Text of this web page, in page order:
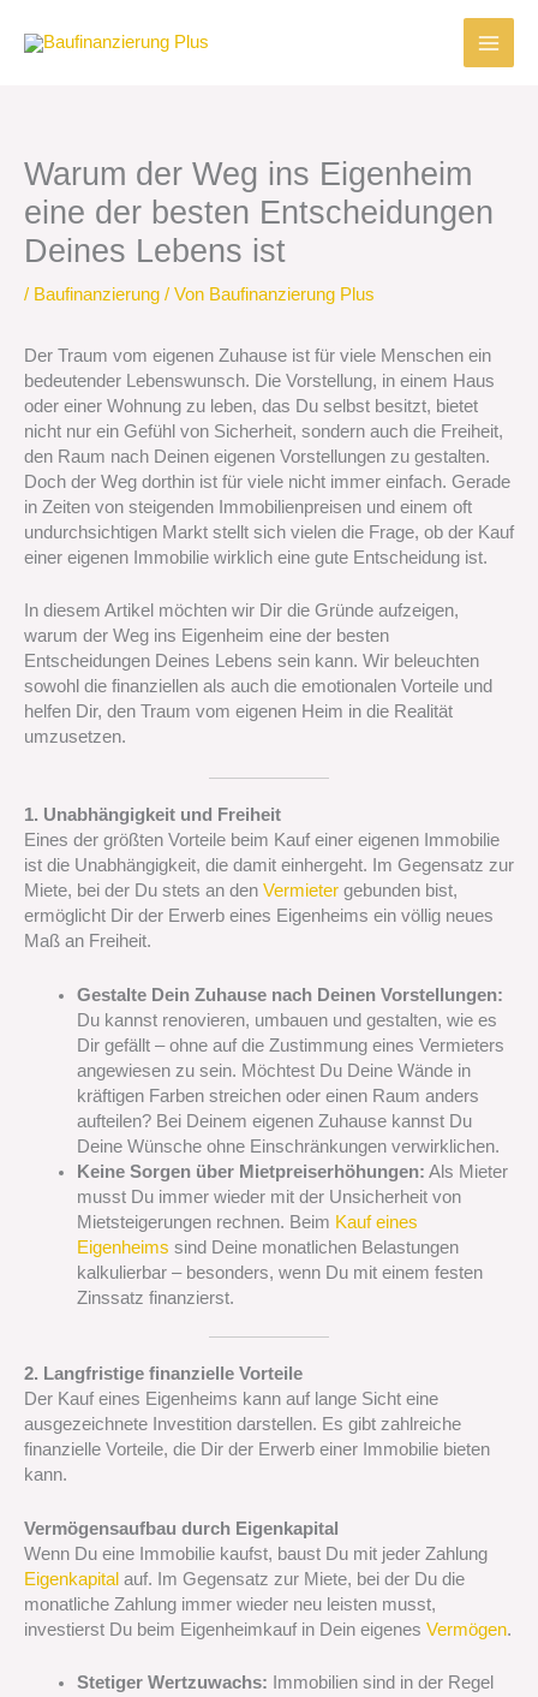
Inhalt
Warum der Weg ins Eigenheim
eine der besten Entscheidungen
Deines Lebens ist
/ Baufinanzierung / Von Baufinanzierung Plus
Der Traum vom eigenen Zuhause ist für viele Menschen ein
bedeutender Lebenswunsch. Die Vorstellung, in einem Haus
oder einer Wohnung zu leben, das Du selbst besitzt, bietet
nicht nur ein Gefühl von Sicherheit, sondern auch die Freiheit,
den Raum nach Deinen eigenen Vorstellungen zu gestalten.
Doch der Weg dorthin ist für viele nicht immer einfach. Gerade
in Zeiten von steigenden Immobilienpreisen und einem oft
undurchsichtigen Markt stellt sich vielen die Frage, ob der Kauf
einer eigenen Immobilie wirklich eine gute Entscheidung ist.
In diesem Artikel möchten wir Dir die Gründe aufzeigen,
warum der Weg ins Eigenheim eine der besten
Entscheidungen Deines Lebens sein kann. Wir beleuchten
sowohl die finanziellen als auch die emotionalen Vorteile und
helfen Dir, den Traum vom eigenen Heim in die Realität
umzusetzen.
1. Unabhängigkeit und Freiheit
Eines der größten Vorteile beim Kauf einer eigenen Immobilie
ist die Unabhängigkeit, die damit einhergeht. Im Gegensatz zur
Miete, bei der Du stets an den Vermieter gebunden bist,
ermöglicht Dir der Erwerb eines Eigenheims ein völlig neues
Maß an Freiheit.
Gestalte Dein Zuhause nach Deinen Vorstellungen:
Du kannst renovieren, umbauen und gestalten, wie es
Dir gefällt – ohne auf die Zustimmung eines Vermieters
angewiesen zu sein. Möchtest Du Deine Wände in
kräftigen Farben streichen oder einen Raum anders
aufteilen? Bei Deinem eigenen Zuhause kannst Du
Deine Wünsche ohne Einschränkungen verwirklichen.
Keine Sorgen über Mietpreiserhöhungen: Als Mieter
musst Du immer wieder mit der Unsicherheit von
Mietsteigerungen rechnen. Beim Kauf eines
Eigenheims sind Deine monatlichen Belastungen
kalkulierbar – besonders, wenn Du mit einem festen
Zinssatz finanzierst.
2. Langfristige finanzielle Vorteile
Der Kauf eines Eigenheims kann auf lange Sicht eine
ausgezeichnete Investition darstellen. Es gibt zahlreiche
finanzielle Vorteile, die Dir der Erwerb einer Immobilie bieten
kann.
Vermögensaufbau durch Eigenkapital
Wenn Du eine Immobilie kaufst, baust Du mit jeder Zahlung
Eigenkapital auf. Im Gegensatz zur Miete, bei der Du die
monatliche Zahlung immer wieder neu leisten musst,
investierst Du beim Eigenheimkauf in Dein eigenes Vermögen.
Stetiger Wertzuwachs: Immobilien sind in der Regel